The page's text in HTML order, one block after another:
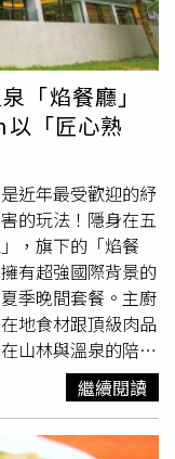
客面前。不少老饕
從來不是高級食材
傅多年累積的經驗
行人驚豔，原因就
場辦桌宴席背後最
世的鯊魚，歡迎大
本成為最新熱門迷
意做成「翻白
組主任陳麗淑強
魚生前「怨念太
化，再加上標本製
世五鯊」近日爆
。（圖／國立海洋
脊椎動物一樣，每
依靠神經系統調節
亡後神經停止運
位於眼球背側的上
方面，標本製作時
林或酒精等固定液
因素共同作用下，
吊眼」，也就是大
目前爆紅的「厭世
鯊、雙髻鯊及鯨
「焰餐廳」
「匠心熟
近年最受歡迎的紓
的玩法！隱身在五
，旗下的「焰餐
有超強國際背景的
季晚間套餐。主廚
地食材跟頂級肉品
山林與溫泉的陪伴
通三國語言的國際
這次帶領廚藝團隊
廚劉宏威（Alan
繼續閱讀